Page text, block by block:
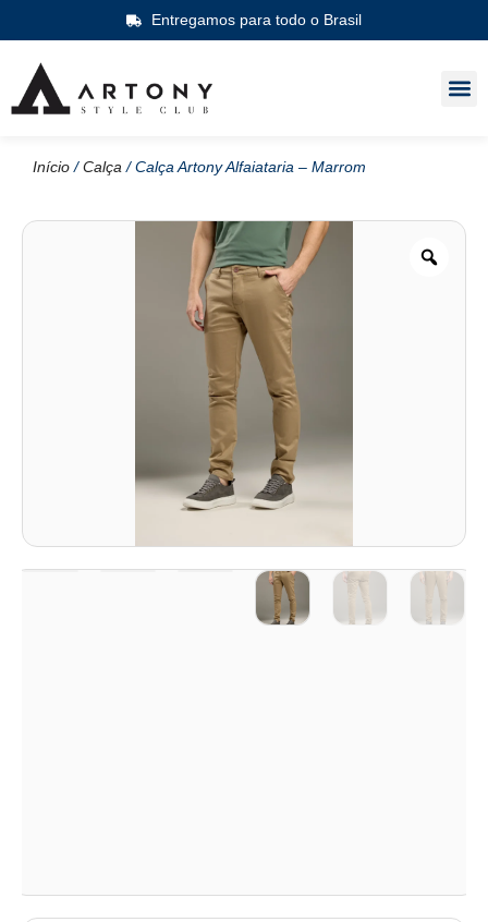
Entregamos para todo o Brasil
Início/Calça / Calça Artony Alfaiataria – Marrom